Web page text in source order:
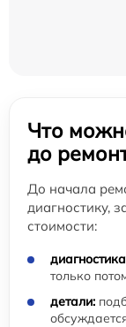
Что
до
До начала
диагностику,
стоимости:
только
детали: